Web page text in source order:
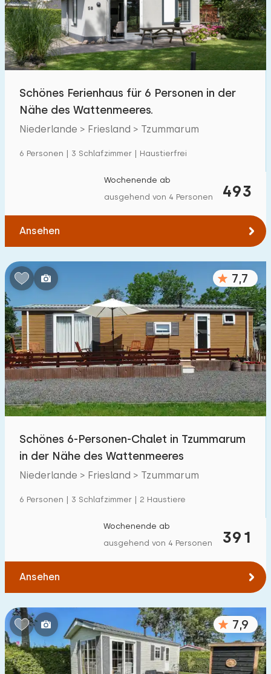
Schwimmbad 5
Eingezäunter Garten 3
Haustierfrei 1
Ladestation Auto
€ 0 — € 1000+
Schlafzimmern:
1 2 3 4 5
Badezimmer:
1 2 3 4 5
Entfernungen
Von Tzummarum(max. km):
Zum Meer(max. km):
10 20
1 2
Zum Wasser (max. km)
1 5 10 20
Schönes Ferienhaus für 6 Personen in der
Nähe des Wattenmeeres.
Niederlande > Friesland > Tzummarum
6 Personen | 3 Schlafzimmer | Haustierfrei
493
Wochenende ab
ausgehend von 4 Personen
Ansehen
7,7
Schönes 6-Personen-Chalet in Tzummarum
in der Nähe des Wattenmeeres
Niederlande > Friesland > Tzummarum
6 Personen | 3 Schlafzimmer | 2 Haustiere
391
Wochenende ab
ausgehend von 4 Personen
Ansehen
7,9